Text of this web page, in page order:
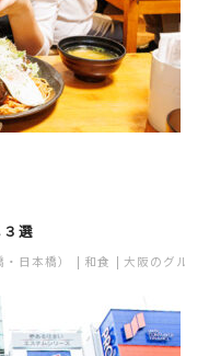
選
日本橋） 和食 大阪のグルメ